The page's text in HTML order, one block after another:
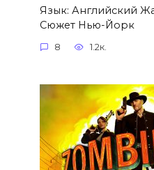
Язык: Английский
Сюжет Нью-Йорк
8 1.2к.